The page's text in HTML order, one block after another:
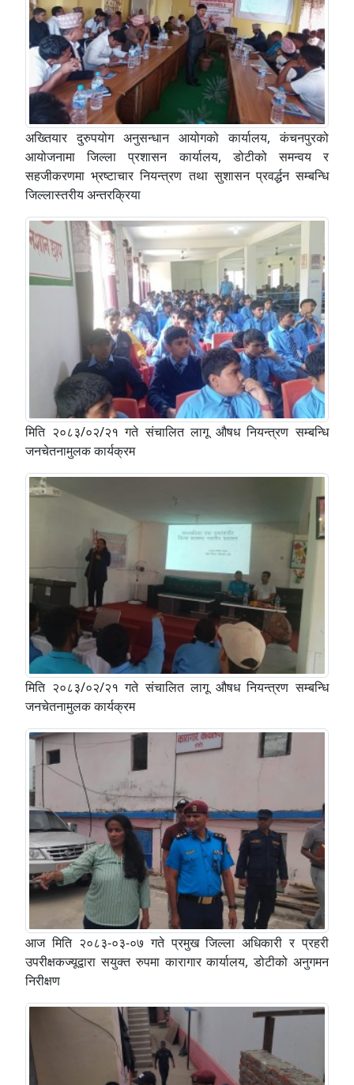
अख्तियार दुरुपयोग अनुसन्धान आयोगको कार्यालय, कंचनपुरको
आयोजनामा जिल्ला प्रशासन कार्यालय, डोटीको समन्वय र
सहजीकरणमा भ्रष्टाचार नियन्त्रण तथा सुशासन प्रवर्द्धन सम्बन्धि
जिल्लास्तरीय अन्तरक्रिया
मिति २०८३/०२/२१ गते संचालित लागू औषध नियन्त्रण सम्बन्धि
जनचेतनामुलक कार्यक्रम
मिति २०८३/०२/२१ गते संचालित लागू औषध नियन्त्रण सम्बन्धि
जनचेतनामुलक कार्यक्रम
आज मिति २०८३-०३-०७ गते प्रमुख जिल्ला अधिकारी र प्रहरी
उपरीक्षकज्यूद्वारा सयुक्त रुपमा कारागार कार्यालय, डोटीको अनुगमन
निरीक्षण